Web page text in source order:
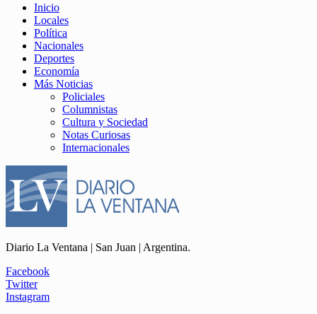
Inicio
Locales
Política
Nacionales
Deportes
Economía
Más Noticias
Policiales
Columnistas
Cultura y Sociedad
Notas Curiosas
Internacionales
Diario La Ventana | San Juan | Argentina.
Facebook
Twitter
Instagram